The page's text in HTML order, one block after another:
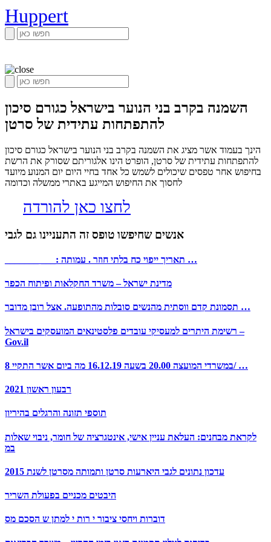
Huppert
השמנה בקרב בני הנוער בישראל כגורם סיכון
להתפתחות עתידית של סרטן
הינך בעמוד אשר מציג את השמנה בקרב בני הנוער בישראל כגורם סיכון
להתפתחות עתידית של סרטן, הופרט הינו אלגוריתם שסורק את הרשת
בחיפוש אחר טפסים שיכולים לשמש כל אחד בחיי היום יום המנוע מיועד
לחסוך את החיפוש המייגע באתרי ממשלה וכדומה
לחצו כאן להורדה
אנשים שחיפשו טופס זה התעניינו גם לגבי
_______ ___: תאריך ייפוי כח בלתי חוזר . עמותה …
מדינת ישראל – משרד החקלאות ופיתוח הכפר
תסמונת קדם ווסתית מהנשים סובלות מהתופעה. אצל רובן מדובר …
רשימת היתרים למעסיקי עובדים פלסטינאים המועסקים בישראל –
Gov.il
במשרדי המועצה 20.00 בשעה 16.12.19 מה ביום אשר התקיי 8/ …
רבעון ראשון 2021
תוספי תזונה והרגלים בהיריון
לקראת מבחנים: העלאת עניין אישי, אינטגרציה של חומר, ניבוי שאלות
במ
עדכון נתונים לגבי היארעות סרטן ותמותה מסרטן לשנת 2015
היבטים מכניים בפעולת השריר
דוברות ויחסי ציבור י רות י למתן ש הסכם מס